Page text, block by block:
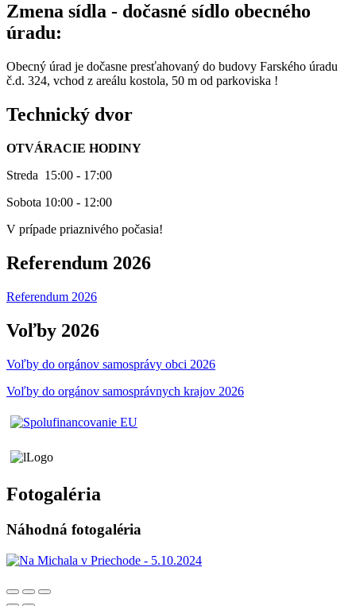
Zmena sídla - dočasné sídlo obecného
úradu:
Obecný úrad je dočasne presťahovaný do budovy Farského úradu
č.d. 324, vchod z areálu kostola, 50 m od parkoviska !
Technický dvor
OTVÁRACIE HODINY
Streda 15:00 - 17:00
Sobota 10:00 - 12:00
V prípade priaznivého počasia!
Referendum 2026
Referendum 2026
Voľby 2026
Voľby do orgánov samosprávy obci 2026
Voľby do orgánov samosprávnych krajov 2026
Fotogaléria
Náhodná fotogaléria